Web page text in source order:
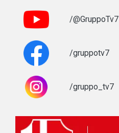
/@GruppoTv7
/gruppotv7
/gruppo_tv7